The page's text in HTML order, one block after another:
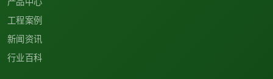
工程案例
新闻资讯
行业百科